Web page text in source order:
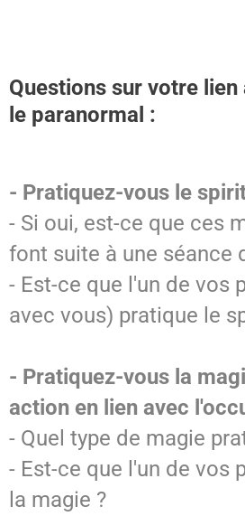
Questions sur votre
le paranormal :
- Pratiquez-vous le
- Si oui, est-ce que ces
font suite à une séance
- Est-ce que l'un de vos
avec vous) pratique le
- Pratiquez-vous la
action en lien avec
- Quel type de magie
- Est-ce que l'un de vos
la magie ?